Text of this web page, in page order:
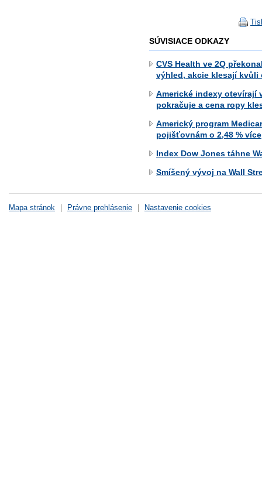
SÚVISIACE ODKAZY
CVS Health ve 2Q
výhled, akcie klesají kvůli
Americké indexy otevírají
pokračuje a cena ropy
Americký program
pojišťovnám o 2,48 % více
Index Dow Jones táhne
Smíšený vývoj na Wall
Mapa stránok Právne prehlásenie Nastavenie cookies